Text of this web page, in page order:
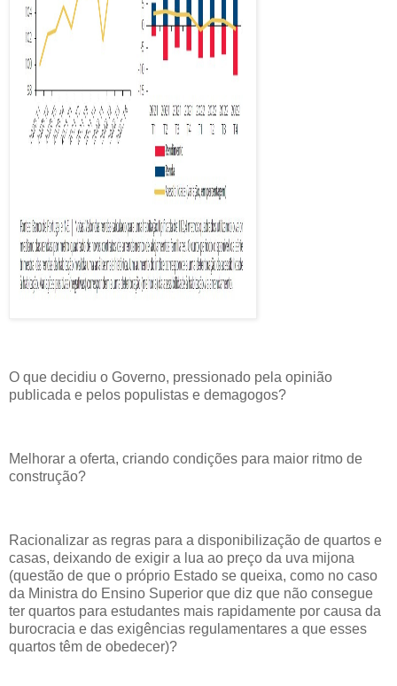
O que decidiu o Governo, pressionado pela opinião
publicada e pelos populistas e demagogos?
Melhorar a oferta, criando condições para maior ritmo de
construção?
Racionalizar as regras para a disponibilização de quartos e
casas, deixando de exigir a lua ao preço da uva mijona
(questão de que o próprio Estado se queixa, como no caso
da Ministra do Ensino Superior que diz que não consegue
ter quartos para estudantes mais rapidamente por causa da
burocracia e das exigências regulamentares a que esses
quartos têm de obedecer)?